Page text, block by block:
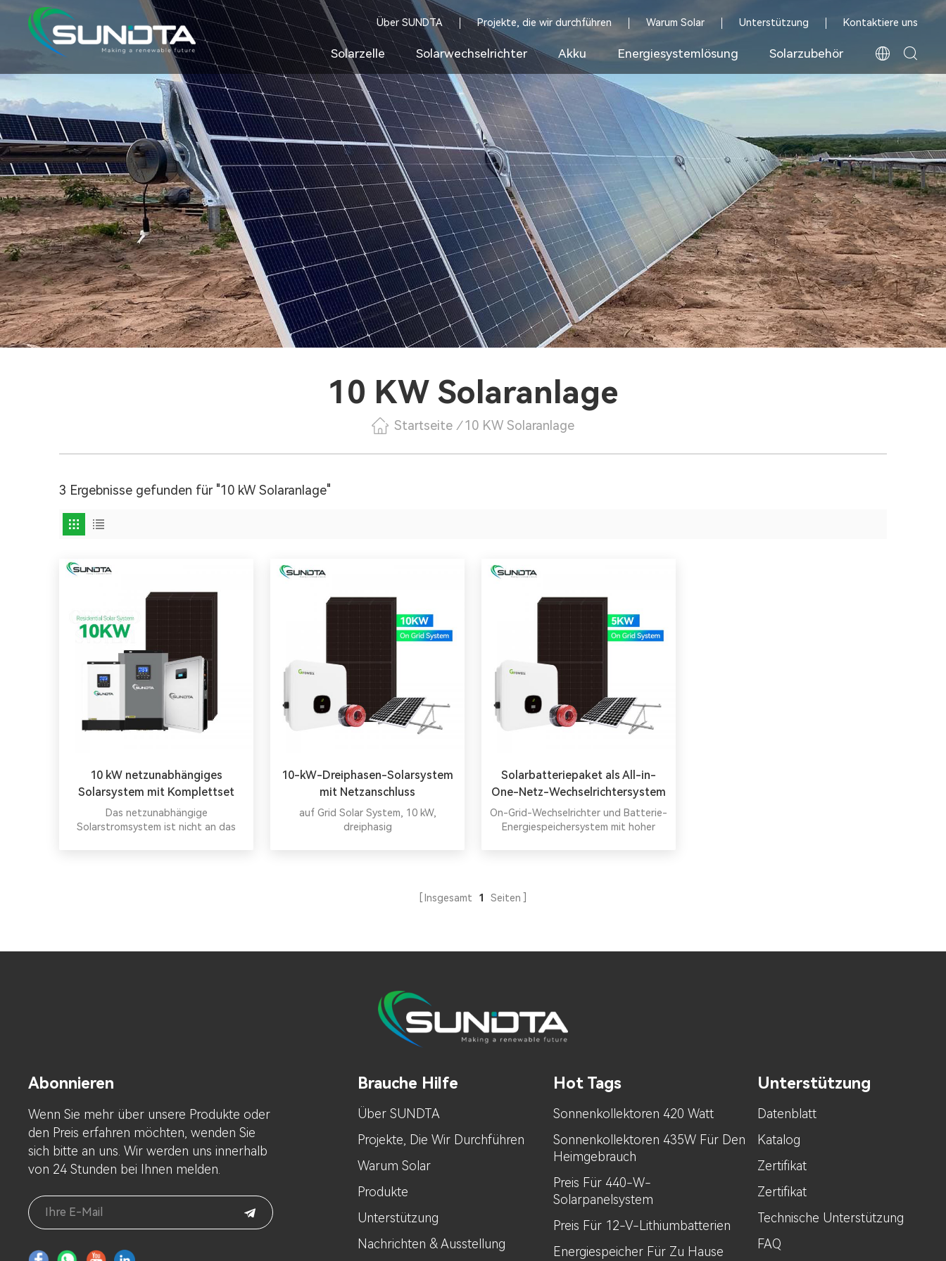
Über SUNDTA Projekte, die wir durchführen Warum Solar Unterstützung Kontaktiere uns
Solarzelle Solarwechselrichter Akku Energiesystemlösung Solarzubehör
10 KW Solaranlage
Startseite / 10 KW Solaranlage
3 Ergebnisse gefunden für "10 kW Solaranlage"
10 kW netzunabhängiges
Solarsystem mit Komplettset
Das netzunabhängige
Solarstromsystem ist nicht an das
10-kW-Dreiphasen-Solarsystem
mit Netzanschluss
auf Grid Solar System, 10 kW,
dreiphasig
Solarbatteriepaket als All-in-
One-Netz-Wechselrichtersystem
On-Grid-Wechselrichter und Batterie-
Energiespeichersystem mit hoher
Insgesamt 1 Seiten
Abonnieren
Wenn Sie mehr über unsere Produkte oder
den Preis erfahren möchten, wenden Sie
sich bitte an uns. Wir werden uns innerhalb
von 24 Stunden bei Ihnen melden.
Brauche Hilfe
Über SUNDTA
Projekte, Die Wir Durchführen
Warum Solar
Produkte
Unterstützung
Nachrichten & Ausstellung
Hot Tags
Sonnenkollektoren 420 Watt
Sonnenkollektoren 435W Für Den
Heimgebrauch
Preis Für 440-W-
Solarpanelsystem
Preis Für 12-V-Lithiumbatterien
Energiespeicher Für Zu Hause
Unterstützung
Datenblatt
Katalog
Zertifikat
Zertifikat
Technische Unterstützung
FAQ